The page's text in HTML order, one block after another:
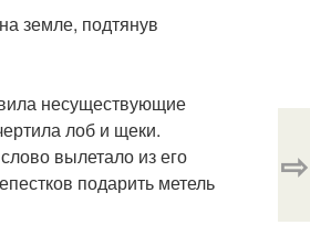
земле, подтянув
несуществующие
лоб и щеки.
вылетало из его
подарить метель
⇨